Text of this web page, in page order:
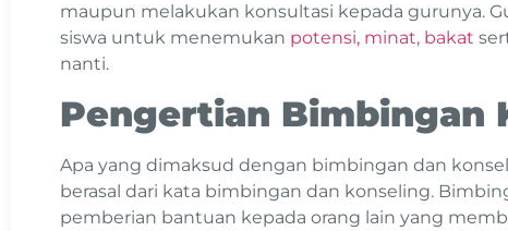
maupun melakukan konsultasi kepada gurunya.
siswa untuk menemukan potensi, minat, bakat
nanti.
Pengertian Bimbingan
Apa yang dimaksud dengan bimbingan dan
berasal dari kata bimbingan dan konseling.
pemberian bantuan kepada orang lain yang